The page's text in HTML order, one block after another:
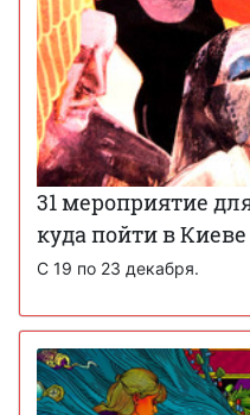
31 мероприятие
куда пойти в
С 19 по 23 декабря.